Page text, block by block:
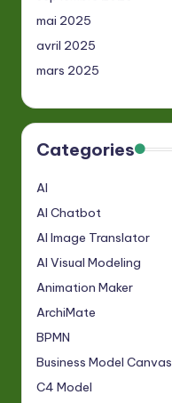
mai 2025
avril 2025
mars 2025
Categories
AI
AI Chatbot
AI Image Translator
AI Visual Modeling
Animation Maker
ArchiMate
BPMN
Business Model Canvas
C4 Model